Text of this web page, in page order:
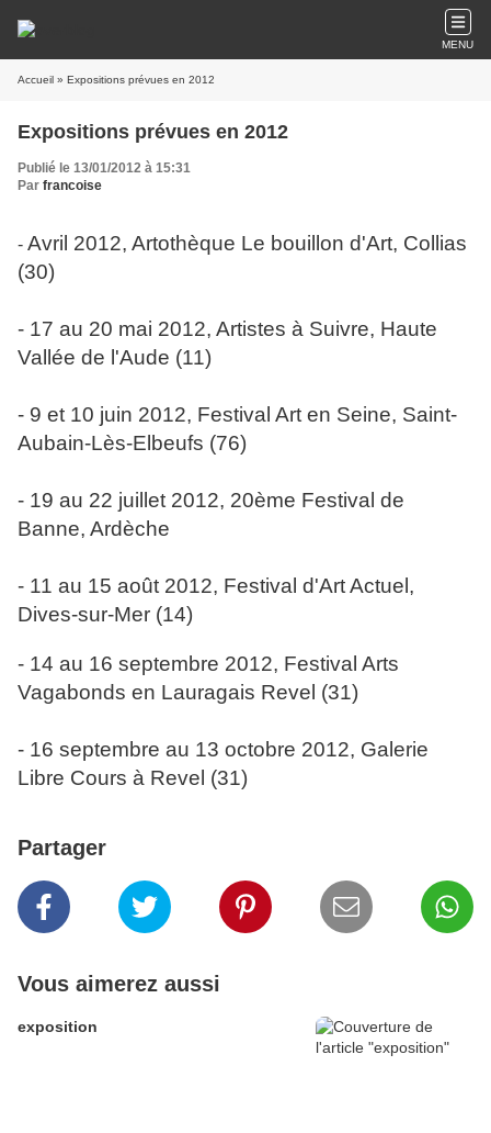
MENU
Accueil » Expositions prévues en 2012
Expositions prévues en 2012
Publié le 13/01/2012 à 15:31
Par francoise
- Avril 2012, Artothèque Le bouillon d'Art, Collias
(30)
- 17 au 20 mai 2012, Artistes à Suivre, Haute
Vallée de l'Aude (11)
- 9 et 10 juin 2012, Festival Art en Seine, Saint-
Aubain-Lès-Elbeufs (76)
- 19 au 22 juillet 2012, 20ème Festival de
Banne, Ardèche
- 11 au 15 août 2012, Festival d'Art Actuel,
Dives-sur-Mer (14)
- 14 au 16 septembre 2012, Festival Arts
Vagabonds en Lauragais Revel (31)
- 16 septembre au 13 octobre 2012, Galerie
Libre Cours à Revel (31)
Partager
Vous aimerez aussi
exposition